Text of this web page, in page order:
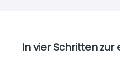
In vier Schritten